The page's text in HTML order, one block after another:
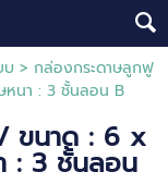
บ > กล่องกระดาษลูกฟู
นา : 3 ชั้นลอน B
ขนาด : 6 x
: 3 ชั้นลอน